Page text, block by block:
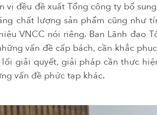
vị đều đề xuất Tổng công ty bổ
chất lượng sản phẩm cũng như
VNCC nói riêng. Ban Lãnh đạo
vấn đề cấp bách, cần khắc
giải quyết, giải pháp cần thực
vấn đề phức tạp khác.